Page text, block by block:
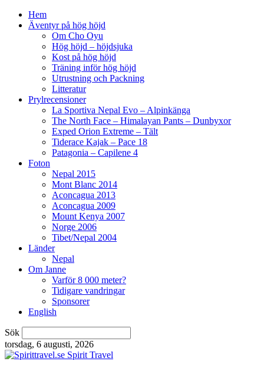
Hem
Äventyr på hög höjd
Om Cho Oyu
Hög höjd – höjdsjuka
Kost på hög höjd
Träning inför hög höjd
Utrustning och Packning
Litteratur
Prylrecensioner
La Sportiva Nepal Evo – Alpinkänga
The North Face – Himalayan Pants – Dunbyxor
Exped Orion Extreme – Tält
Tiderace Kajak – Pace 18
Patagonia – Capilene 4
Foton
Nepal 2015
Mont Blanc 2014
Aconcagua 2013
Aconcagua 2009
Mount Kenya 2007
Norge 2006
Tibet/Nepal 2004
Länder
Nepal
Om Janne
Varför 8 000 meter?
Tidigare vandringar
Sponsorer
English
Sök
torsdag, 6 augusti, 2026
Spirit Travel